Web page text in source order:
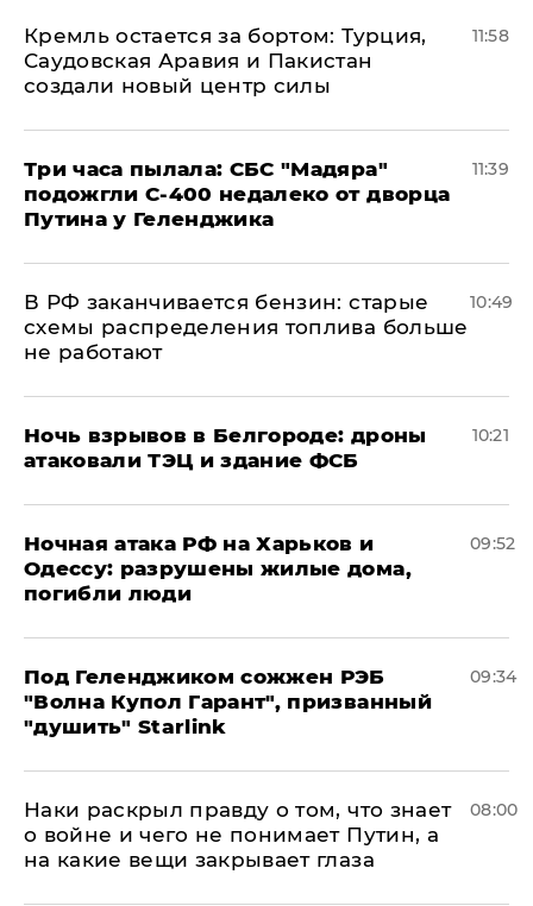
​Кремль остается за бортом: Турция,
Саудовская Аравия и Пакистан
создали новый центр силы
11:58
Три часа пылала: СБС "Мадяра"
подожгли С-400 недалеко от дворца
Путина у Геленджика
11:39
​В РФ заканчивается бензин: старые
схемы распределения топлива больше
не работают
10:49
​Ночь взрывов в Белгороде: дроны
атаковали ТЭЦ и здание ФСБ
10:21
​Ночная атака РФ на Харьков и
Одессу: разрушены жилые дома,
погибли люди
09:52
Под Геленджиком сожжен РЭБ
"Волна Купол Гарант", призванный
"душить" Starlink
09:34
Наки раскрыл правду о том, что знает
о войне и чего не понимает Путин, а
на какие вещи закрывает глаза
08:00